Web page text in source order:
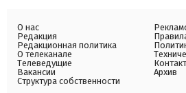
О нас
Редакция
Редакционная политика
О телеканале
Телеведущие
Вакансии
Структура собственности
Архив